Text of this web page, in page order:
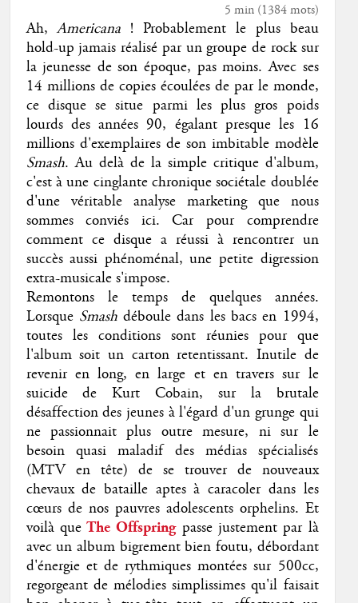
5 min(1384mots)
Ah,Americana ! Probablement le plus beau
hold-up jamais réalisé par un groupe de rock sur
la jeunesse de son époque, pas moins. Avec ses
14 millions de copies écoulées de par le monde,
ce disque se situe parmi les plus gros poids
lourds des années 90, égalant presque les 16
millions d'exemplaires de son imbitable modèle
Smash. Au delà de la simple critique d'album,
c'est à une cinglante chronique sociétale doublée
d'une véritable analyse marketing que nous
sommes conviés ici. Car pour comprendre
comment ce disque a réussi à rencontrer un
succès aussi phénoménal, une petite digression
extra-musicale s'impose.
Remontons le temps de quelques années.
Lorsque Smashdéboule dans les bacs en 1994,
toutes les conditions sont réunies pour que
l'album soit un carton retentissant. Inutile de
revenir en long, en large et en travers sur le
suicide de Kurt Cobain, sur la brutale
désaffection des jeunes à l'égard d'un grunge qui
ne passionnait plus outre mesure, ni sur le
besoin quasi maladif des médias spécialisés
(MTV en tête) de se trouver de nouveaux
chevaux de bataille aptes à caracoler dans les
cœurs de nos pauvres adolescents orphelins. Et
voilà queThe Offspring passe justement par là
avec un album bigrement bien foutu, débordant
d'énergie et de rythmiques montées sur 500cc,
regorgeant de mélodies simplissimes qu'il faisait